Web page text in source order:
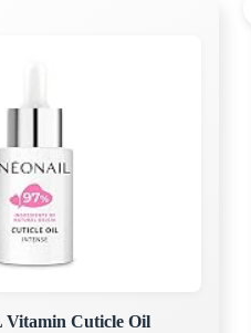
Cuticle Oil